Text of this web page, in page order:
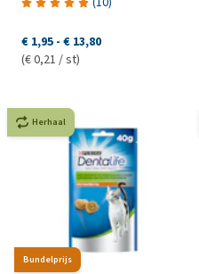
€ 1,95 - € 13,80
(€ 0,21 / st)
Bundelprijs
Herhaal